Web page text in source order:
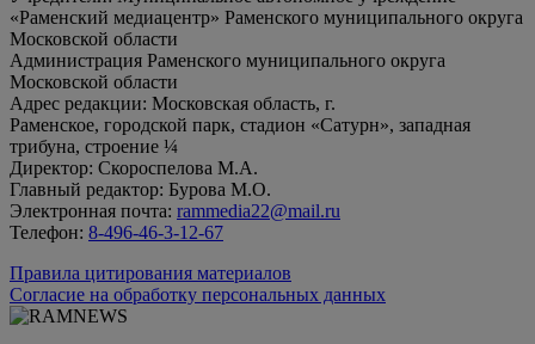
«Раменский медиацентр» Раменского муниципального округа
Московской области
Администрация Раменского муниципального округа
Московской области
Адрес редакции: Московская область, г.
Раменское, городской парк, стадион «Сатурн», западная
трибуна, строение ¼
Директор: Скороспелова М.А.
Главный редактор: Бурова М.О.
Электронная почта: rammedia22@mail.ru
Телефон: 8-496-46-3-12-67
Правила цитирования материалов
Согласие на обработку персональных данных